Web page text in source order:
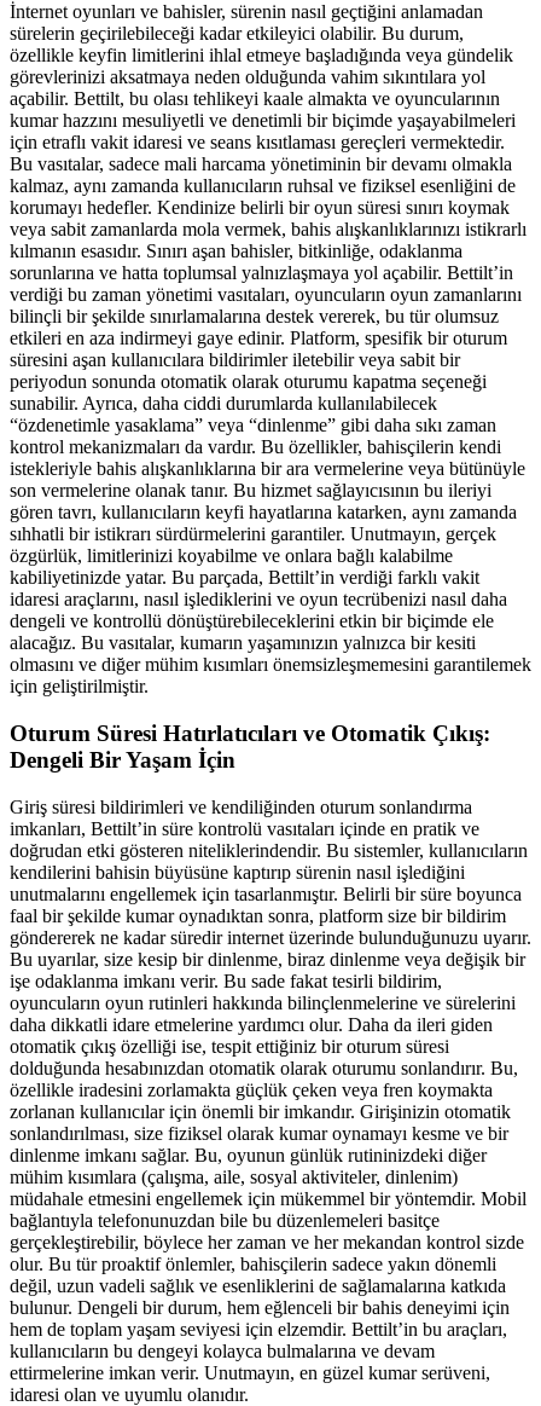
İnternet oyunları ve bahisler, sürenin nasıl geçtiğini anlamadan
sürelerin geçirilebileceği kadar etkileyici olabilir. Bu durum,
özellikle keyfin limitlerini ihlal etmeye başladığında veya gündelik
görevlerinizi aksatmaya neden olduğunda vahim sıkıntılara yol
açabilir. Bettilt, bu olası tehlikeyi kaale almakta ve oyuncularının
kumar hazzını mesuliyetli ve denetimli bir biçimde yaşayabilmeleri
için etraflı vakit idaresi ve seans kısıtlaması gereçleri vermektedir.
Bu vasıtalar, sadece mali harcama yönetiminin bir devamı olmakla
kalmaz, aynı zamanda kullanıcıların ruhsal ve fiziksel esenliğini de
korumayı hedefler. Kendinize belirli bir oyun süresi sınırı koymak
veya sabit zamanlarda mola vermek, bahis alışkanlıklarınızı istikrarlı
kılmanın esasıdır. Sınırı aşan bahisler, bitkinliğe, odaklanma
sorunlarına ve hatta toplumsal yalnızlaşmaya yol açabilir. Bettilt’in
verdiği bu zaman yönetimi vasıtaları, oyuncuların oyun zamanlarını
bilinçli bir şekilde sınırlamalarına destek vererek, bu tür olumsuz
etkileri en aza indirmeyi gaye edinir. Platform, spesifik bir oturum
süresini aşan kullanıcılara bildirimler iletebilir veya sabit bir
periyodun sonunda otomatik olarak oturumu kapatma seçeneği
sunabilir. Ayrıca, daha ciddi durumlarda kullanılabilecek
“özdenetimle yasaklama” veya “dinlenme” gibi daha sıkı zaman
kontrol mekanizmaları da vardır. Bu özellikler, bahisçilerin kendi
istekleriyle bahis alışkanlıklarına bir ara vermelerine veya bütünüyle
son vermelerine olanak tanır. Bu hizmet sağlayıcısının bu ileriyi
gören tavrı, kullanıcıların keyfi hayatlarına katarken, aynı zamanda
sıhhatli bir istikrarı sürdürmelerini garantiler. Unutmayın, gerçek
özgürlük, limitlerinizi koyabilme ve onlara bağlı kalabilme
kabiliyetinizde yatar. Bu parçada, Bettilt’in verdiği farklı vakit
idaresi araçlarını, nasıl işlediklerini ve oyun tecrübenizi nasıl daha
dengeli ve kontrollü dönüştürebileceklerini etkin bir biçimde ele
alacağız. Bu vasıtalar, kumarın yaşamınızın yalnızca bir kesiti
olmasını ve diğer mühim kısımları önemsizleşmemesini garantilemek
için geliştirilmiştir.
Oturum Süresi Hatırlatıcıları ve Otomatik Çıkış:
Dengeli Bir Yaşam İçin
Giriş süresi bildirimleri ve kendiliğinden oturum sonlandırma
imkanları, Bettilt’in süre kontrolü vasıtaları içinde en pratik ve
doğrudan etki gösteren niteliklerindendir. Bu sistemler, kullanıcıların
kendilerini bahisin büyüsüne kaptırıp sürenin nasıl işlediğini
unutmalarını engellemek için tasarlanmıştır. Belirli bir süre boyunca
faal bir şekilde kumar oynadıktan sonra, platform size bir bildirim
göndererek ne kadar süredir internet üzerinde bulunduğunuzu uyarır.
Bu uyarılar, size kesip bir dinlenme, biraz dinlenme veya değişik bir
işe odaklanma imkanı verir. Bu sade fakat tesirli bildirim,
oyuncuların oyun rutinleri hakkında bilinçlenmelerine ve sürelerini
daha dikkatli idare etmelerine yardımcı olur. Daha da ileri giden
otomatik çıkış özelliği ise, tespit ettiğiniz bir oturum süresi
dolduğunda hesabınızdan otomatik olarak oturumu sonlandırır. Bu,
özellikle iradesini zorlamakta güçlük çeken veya fren koymakta
zorlanan kullanıcılar için önemli bir imkandır. Girişinizin otomatik
sonlandırılması, size fiziksel olarak kumar oynamayı kesme ve bir
dinlenme imkanı sağlar. Bu, oyunun günlük rutininizdeki diğer
mühim kısımlara (çalışma, aile, sosyal aktiviteler, dinlenim)
müdahale etmesini engellemek için mükemmel bir yöntemdir. Mobil
bağlantıyla telefonunuzdan bile bu düzenlemeleri basitçe
gerçekleştirebilir, böylece her zaman ve her mekandan kontrol sizde
olur. Bu tür proaktif önlemler, bahisçilerin sadece yakın dönemli
değil, uzun vadeli sağlık ve esenliklerini de sağlamalarına katkıda
bulunur. Dengeli bir durum, hem eğlenceli bir bahis deneyimi için
hem de toplam yaşam seviyesi için elzemdir. Bettilt’in bu araçları,
kullanıcıların bu dengeyi kolayca bulmalarına ve devam
ettirmelerine imkan verir. Unutmayın, en güzel kumar serüveni,
idaresi olan ve uyumlu olanıdır.